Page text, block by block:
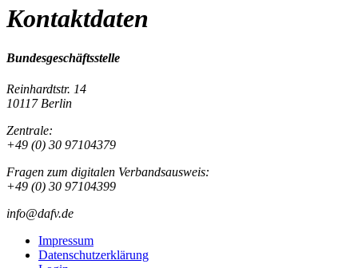
Kontaktdaten
Bundesgeschäftsstelle
Reinhardtstr. 14
10117 Berlin
Zentrale:
+49 (0) 30 97104379
Fragen zum digitalen Verbandsausweis:
+49 (0) 30 97104399
info@dafv.de
Impressum
Datenschutzerklärung